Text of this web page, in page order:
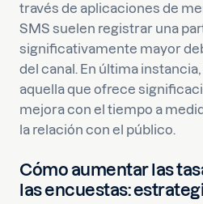
través de aplicaciones de
SMS suelen registrar una
significativamente mayor
del canal. En última
aquella que ofrece
mejora con el tiempo a
la relación con el público.
Cómo aumentar las
las encuestas: